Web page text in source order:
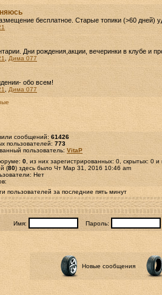
бесплатное. Старые топики (>60 дней)
Дни рождения,акции, вечеринки в клубе и
Дима 077
обо всем!
Дима 077
сообщений: 61426
пользователей: 773
пользователь: VitaP
0 , из них зарегистрированных: 0, скрытых: 0
(80) здесь было Чт Мар 31, 2016 10:46 am
Нет
пользователей за последние пять минут
Имя: Пароль:
Новые сообщения